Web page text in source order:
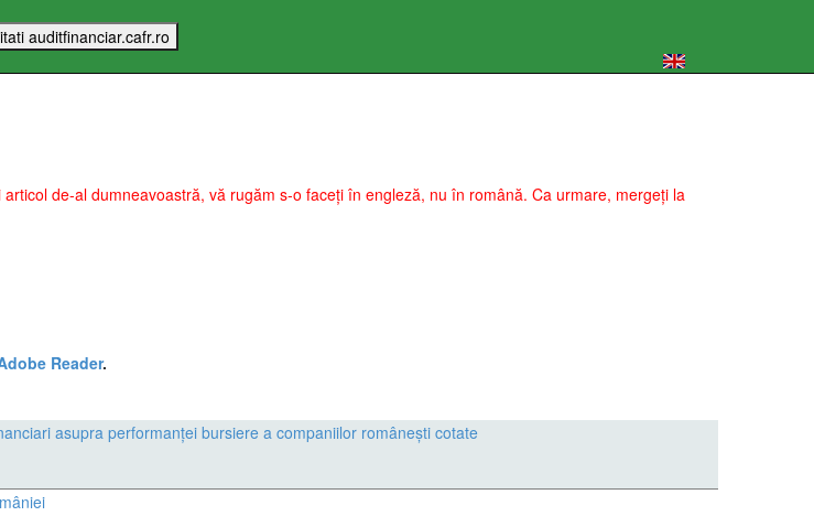
de-al dumneavoastră, vă rugăm s-o faceți în engleză, nu în română. Ca urmare, mergeți la
Reader.
asupra performanței bursiere a companiilor românești cotate